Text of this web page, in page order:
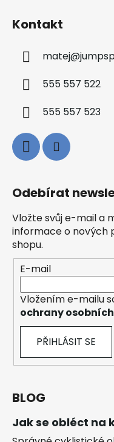
Kontakt
matej@
555 557 522
555 557 523
Odebírat
Vložte svůj e-mail a
informace o nových
shopu.
E-mail
Vložením e-mailu
ochrany
PŘIHLÁSIT SE
BLOG
Jak se obléct na